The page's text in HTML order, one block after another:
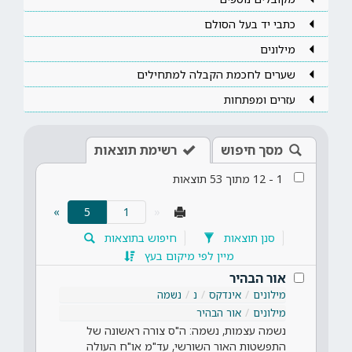
כתבי יד בעל הסולם
מילונים
שערים לחכמת הקבלה למתחילים
עזרים ומפתחות
מסך חיפוש רשימת תוצאות
1
-
12 מתוך 53 תוצאות
5
(current)
»
סנן תוצאות
חיפוש בתוצאות
מיין לפי מיקום בעץ
אור הבהיר
מילונים אינדקס נ
נשמה
מילונים
אור הבהיר
נשמה עצמות, נשמה: ה"ס צורה ראשונה של
התפשטות האור השורשי, עד"מ או"ח העולה